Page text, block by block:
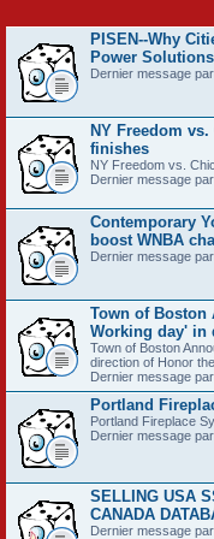
PISEN--Why
Power Solutions
Dernier message par
NY Freedom
finishes
NY Freedom vs.
Dernier message par
Contemporary
boost WNBA
Dernier message par
Town of Boston
Working day' in
Town of Boston
direction of Honor
Dernier message par
Portland
Portland Fireplace
Dernier message par
SELLING USA
CANADA
Dernier message par